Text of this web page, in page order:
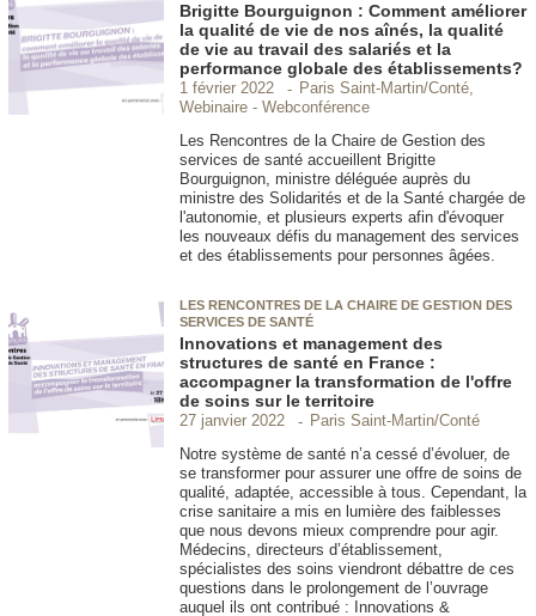
Brigitte Bourguignon : Comment améliorer
la qualité de vie de nos aînés, la qualité
de vie au travail des salariés et la
performance globale des établissements?
1 février 2022
Paris Saint-Martin/Conté,
Webinaire - Webconférence
Les Rencontres de la Chaire de Gestion des
services de santé accueillent Brigitte
Bourguignon, ministre déléguée auprès du
ministre des Solidarités et de la Santé chargée de
l'autonomie, et plusieurs experts afin d'évoquer
les nouveaux défis du management des services
et des établissements pour personnes âgées.
LES RENCONTRES DE LA CHAIRE DE GESTION DES
SERVICES DE SANTÉ
Innovations et management des
structures de santé en France :
accompagner la transformation de l'offre
de soins sur le territoire
27 janvier 2022
Paris Saint-Martin/Conté
Notre système de santé n’a cessé d’évoluer, de
se transformer pour assurer une offre de soins de
qualité, adaptée, accessible à tous. Cependant, la
crise sanitaire a mis en lumière des faiblesses
que nous devons mieux comprendre pour agir.
Médecins, directeurs d’établissement,
spécialistes des soins viendront débattre de ces
questions dans le prolongement de l’ouvrage
auquel ils ont contribué : Innovations &